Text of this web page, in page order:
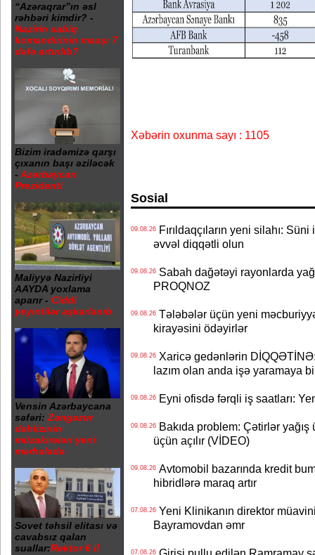
“Azəraqrar”ın əsl
rəhbəri kimdir? -
Nazirin sabiq
komandirinin maaşı 7
dəfə artırılıb?
Bizim iradəmizə qarşı
çıxanın başı əziləcək
- Azərbaycan
Prezidenti
Maliyyə Nazirliyi
AAYDA yoxlama
aparır - Ciddi
yeyintilər aşkarlanıb
Vensin Azərbaycana
səfəri: Zəngəzur
dəhlizinin
müzakirələri yeni
mərhələdə
Sovet təhsil elitası və
cavabsız qalan
suallar:Rektor 6 il
Xəbərin oxunma sayı : 1105
Sosial
09.08.26Fırıldaqçıların yeni silahı:
əvvəl diqqətli olun
09.08.26Sabah dağətəyi rayonlarda
PROQNOZ
09.08.26Tələbələr üçün yeni
kirayəsini ödəyirlər
09.08.26Xaricə gedənlərin DİQQƏTİNƏ:
lazım olan anda işə yaramaya
09.08.26Eyni ofisdə fərqli iş saatları:
09.08.26Bakıda problem: Çətirlər
üçün açılır (VİDEO)
09.08.26Avtomobil bazarında kredit
hibridlərə maraq artır
07.08.26Yeni Klinikanın direktor müavini
Bayramovdan əmr
07.08.26